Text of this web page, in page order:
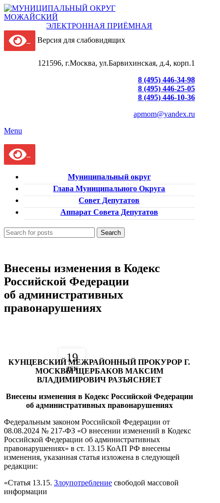
ЭЛЕКТРОННАЯ ПРИЁМНАЯ
Версия для слабовидящих
121596, г.Москва, ул.Барвихинская, д.4, корп.1
8 (495) 446-34-98
8 (495) 446-25-05
8 (495) 446-10-36
apmom@yandex.ru
Menu
Муниципальный округ
Глава Муниципального Округа
Совет Депутатов
Аппарат Совета Депутатов
Search
Внесены изменения в Кодекс
Российской Федерации
об административных
правонарушениях
19
ДЕК
КУНЦЕВСКИЙ МЕЖРАЙОННЫЙ ПРОКУРОР Г.
МОСКВЫЩЕРБАКОВ МАКСИМ
ВЛАДИМИРОВИЧРАЗЪЯСНЯЕТ
Внесены изменения в Кодекс Российской Федерации
об административных правонарушениях
Федеральным законом Российской Федерации от
08.08.2024 № 217-ФЗ «О внесении изменений в Кодекс
Российской Федерации об административных
правонарушениях» в ст. 13.15 КоАП РФ внесены
изменения, указанная статья изложена в следующей
редакции:
«Статья 13.15. Злоупотребление свободой массовой
информации